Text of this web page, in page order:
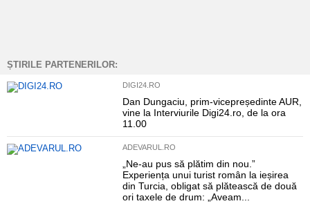
ȘTIRILE PARTENERILOR:
DIGI24.RO
Dan Dungaciu, prim-vicepreședinte AUR,
vine la Interviurile Digi24.ro, de la ora
11.00
ADEVARUL.RO
„Ne-au pus să plătim din nou.”
Experiența unui turist român la ieșirea
din Turcia, obligat să plătească de două
ori taxele de drum: „Aveam...